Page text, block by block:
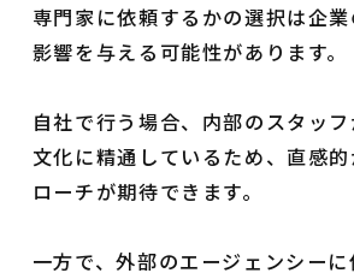
専門家に依頼するかの選択は企
影響を与える可能性があります。
自社で行う場合、内部のスタッ
文化に精通しているため、直感
ローチが期待できます。
一方で、外部のエージェンシー